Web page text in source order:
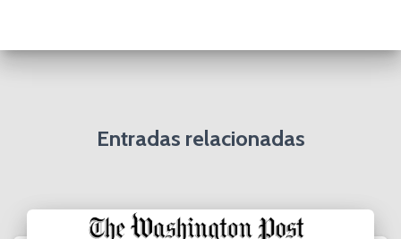
Entradas relacionadas